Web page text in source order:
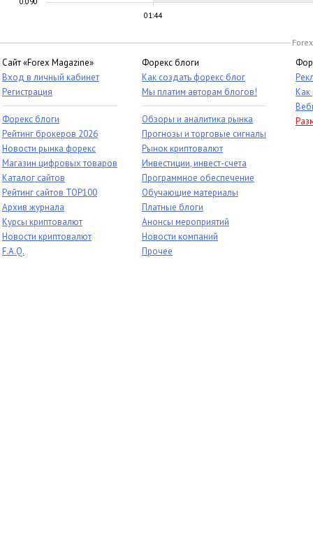
01:44
Сайт «Forex Magazine»
Вход в личный кабинет
Регистрация
Форекс блоги
Рейтинг брокеров 2026
Новости рынка форекс
Магазин цифровых товаров
Каталог сайтов
Рейтинг сайтов TOP100
Архив журнала
Курсы криптовалют
Новости криптовалют
F.A.Q.
Форекс блоги
Как создать форекс блог
Мы платим авторам блогов!
Обзоры и аналитика рынка
Прогнозы и торговые сигналы
Рынок криптовалют
Инвестиции, инвест-счета
Программное обеспечение
Обучающие материалы
Платные блоги
Анонсы мероприятий
Новости компаний
Прочее
Как